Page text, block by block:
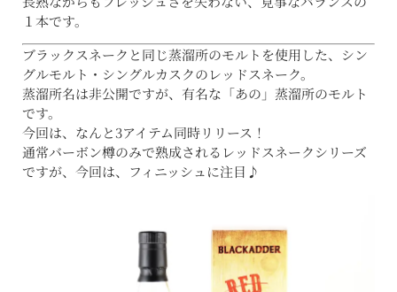
１本です。
ブラックスネークと同じ蒸溜所のモルトを使用した、シン
グルモルト・シングルカスクのレッドスネーク。
蒸溜所名は非公開ですが、有名な「あの」蒸溜所のモルト
です。
今回は、なんと3アイテム同時リリース！
通常バーボン樽のみで熟成されるレッドスネークシリーズ
ですが、今回は、フィニッシュに注目♪